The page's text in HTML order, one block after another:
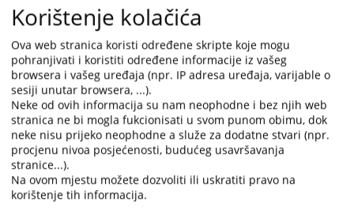
U prilogu se nalaziGodišnji izvještaj o realizaciji trogodišnjih
ciljeva suda i godišnjeg programa rada za 2025. godinu
Prikazana vijest je na: Srpski jezik
Prateći dokumenti
Godišnji izvještaj za 2025. godinu
145
Korištenje kolačića
Ova web stranica koristi određene skripte koje mogu
pohranjivati i koristiti određene informacije iz vašeg
browsera i vašeg uređaja (npr. IP adresa uređaja, varijable o
sesiji unutar browsera, ...).
Neke od ovih informacija su nam neophodne i bez njih web
stranica ne bi mogla fukcionisati u svom punom obimu, dok
neke nisu prijeko neophodne a služe za dodatne stvari (npr.
procjenu nivoa posjećenosti, budućeg usavršavanja
stranice...).
Na ovom mjestu možete dozvoliti ili uskratiti pravo na
korištenje tih informacija.